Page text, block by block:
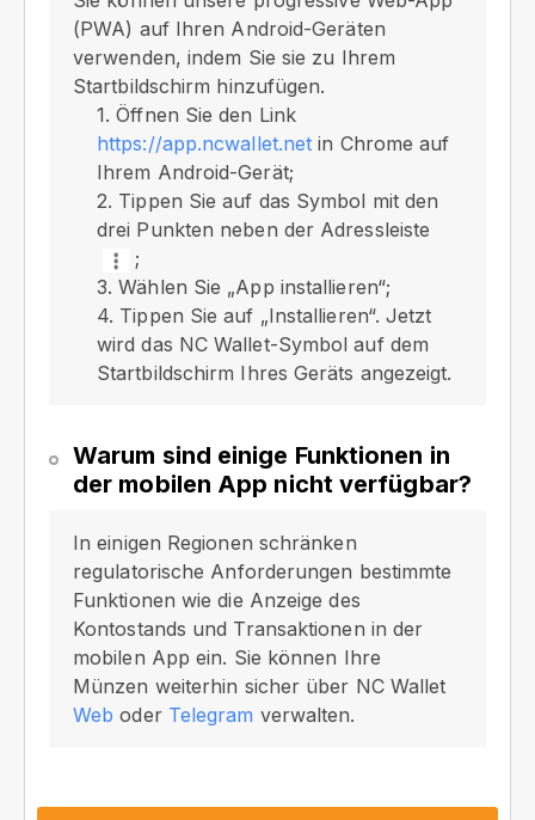
(PWA) auf Ihren Android-Geräten
verwenden, indem Sie sie zu Ihrem
Startbildschirm hinzufügen.
1. Öffnen Sie den Link
https://app.ncwallet.net in Chrome auf
Ihrem Android-Gerät;
2. Tippen Sie auf das Symbol mit den
drei Punkten neben der Adressleiste
;
3. Wählen Sie „App installieren“;
4. Tippen Sie auf „Installieren“. Jetzt
wird das NC Wallet-Symbol auf dem
Startbildschirm Ihres Geräts angezeigt.
Warum sind einige Funktionen in
der mobilen App nicht verfügbar?
In einigen Regionen schränken
regulatorische Anforderungen bestimmte
Funktionen wie die Anzeige des
Kontostands und Transaktionen in der
mobilen App ein. Sie können Ihre
Münzen weiterhin sicher über NC Wallet
Web oder Telegram verwalten.